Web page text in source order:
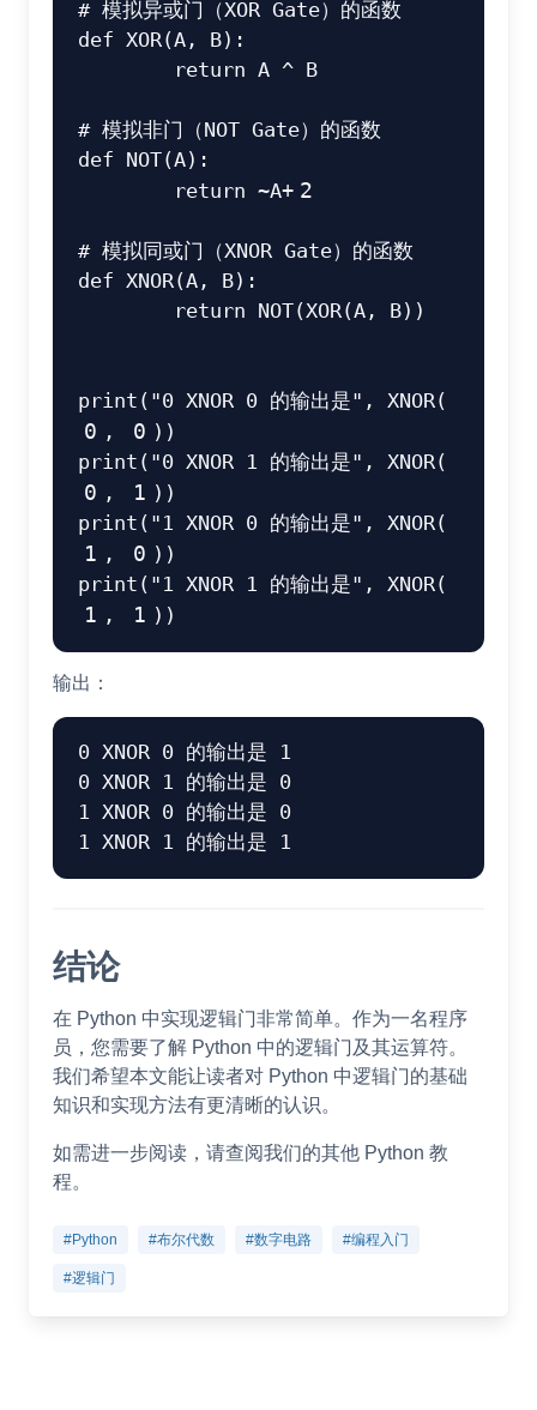
# 模拟异或门（XOR Gate）的函数
def XOR(A , B) :
return A ^ B
# 模拟非门（NOT Gate）的函数
def NOT(A) :
return ~A+ 2
# 模拟同或门（XNOR Gate）的函数
def XNOR(A , B) :
return NOT(XOR(A , B) )
print ( "0 XNOR 0 的输出是" , XNOR(
0 , 0 ) )
print ( "0 XNOR 1 的输出是" , XNOR(
0 , 1 ) )
print ( "1 XNOR 0 的输出是" , XNOR(
1 , 0 ) )
print ( "1 XNOR 1 的输出是" , XNOR(
1 , 1 ) )
输出：
0 XNOR 0 的输出是 1
0 XNOR 1 的输出是 0
1 XNOR 0 的输出是 0
结论
在 Python 中实现逻辑门非常简单。作为一名程序
员，您需要了解 Python 中的逻辑门及其运算符。
我们希望本文能让读者对 Python 中逻辑门的基础
知识和实现方法有更清晰的认识。
如需进一步阅读，请查阅我们的其他 Python 教
程。
#Python #布尔代数 #数字电路 #编程入门
#逻辑门